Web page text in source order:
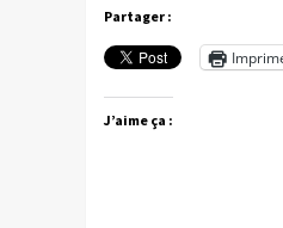
Partager :
J’aime ça :